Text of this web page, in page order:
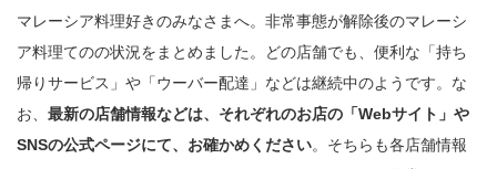
マレーシア料理好きのみなさまへ。非常事態が解除後のマレーシ
ア料理てのの状況をまとめました。どの店舗でも、便利な「持ち
帰りサービス」や「ウーバー配達」などは継続中のようです。な
お、 最新の店舗情報などは、それぞれのお店の「Webサイト」や
SNSの公式ページにて、お確かめください。そちらも各店舗情報